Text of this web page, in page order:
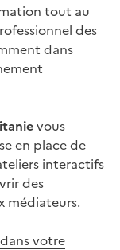
tout au
des
dans
vous
en place de
interactifs
des
médiateurs.
votre